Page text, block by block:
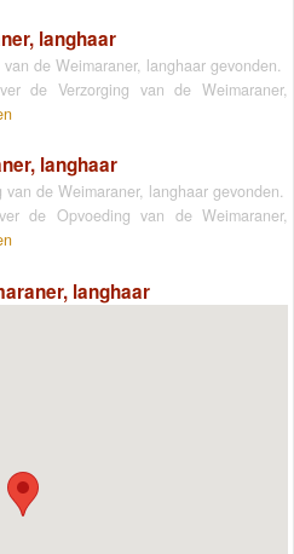
langhaar
de Weimaraner, langhaar gevonden.
de Verzorging van de Weimaraner,
langhaar
de Weimaraner, langhaar gevonden.
de Opvoeding van de Weimaraner,
langhaar